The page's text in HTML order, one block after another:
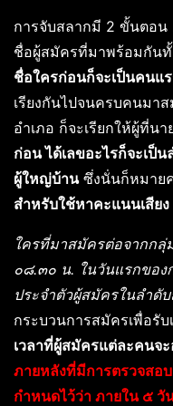
การจับสลากมี 2 ขั้นตอน
ชื่อผู้สมัครที่มาพร้อมกัน
ชื่อใครก่อนก็จะเป็นคนแ
เรียงกันไปจนครบคนมา
อำเภอ ก็จะเรียกให้ผู้ที่น
ก่อน ได้เลขอะไรก็จะเป็
ผู้ใหญ่บ้านซึ่งนั่นก็หมาย
สำหรับใช้หาคะแนนเสียง
ใครที่มาสมัครต่อจากก
๐๘.๓๐ น. ในวันแรกของ
ประจำตัวผู้สมัครในลำดั
กระบวนการสมัครเพื่อรั
เวลาที่ผู้สมัครแต่ละคนจ
ภายหลังที่มีการตรวจสอ
กำหนดไว้ว่า ภายใน ๕